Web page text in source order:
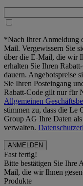
*Nach Ihrer Anmeldung
Mail. Vergewissern Sie
über die E-Mail, die wir
erhalten Sie Ihren
dauern. Angebotspreise
Sie Ihren Posteingang
Rabatt-Code gilt nur für
Allgemeinen
stimmen zu, dass die Le
Group AG Ihre Daten
verwalten.
Fast fertig!
Bitte bestätigen Sie Ihre
Mail, die wir Ihnen
Produkte